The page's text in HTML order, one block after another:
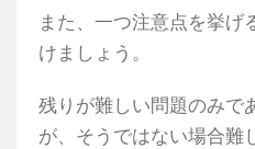
また、一つ注意点を挙げ
けましょう。
残りが難しい問題のみで
が、そうではない場合難